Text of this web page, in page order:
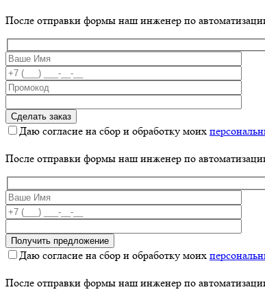
После отправки формы наш инженер по
Даю согласие на сбор и обработку моих
После отправки формы наш инженер по
Даю согласие на сбор и обработку моих
После отправки формы наш инженер по